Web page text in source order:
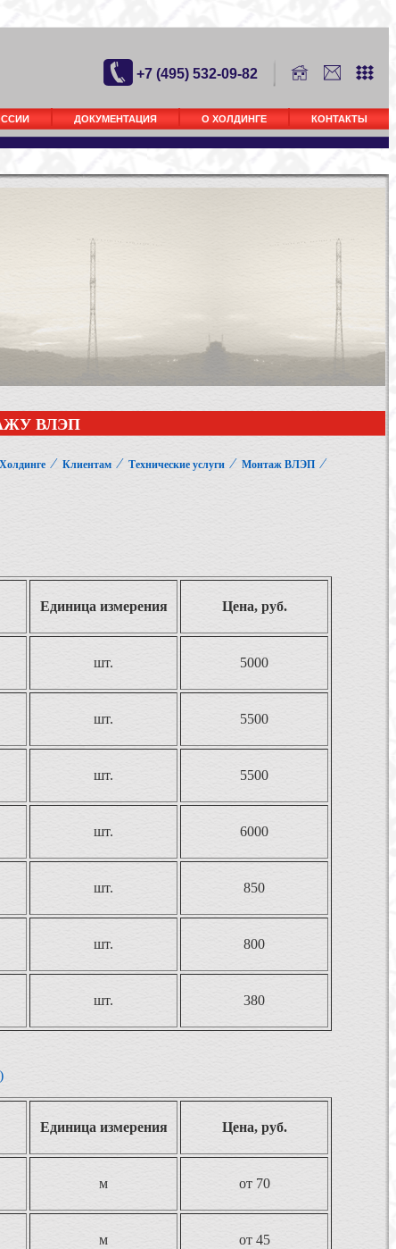
+7 (495) 532-09-82
ДОКУМЕНТАЦИЯ О ХОЛДИНГЕ КОНТАКТЫ
ВЛЭП
⁄ Клиентам ⁄ Технические услуги ⁄ Монтаж ВЛЭП ⁄
Единица измерения Цена, руб.
шт. 5000
шт. 5500
шт. 5500
шт. 6000
шт. 850
шт. 800
шт. 380
Единица измерения Цена, руб.
м от 70
м от 45